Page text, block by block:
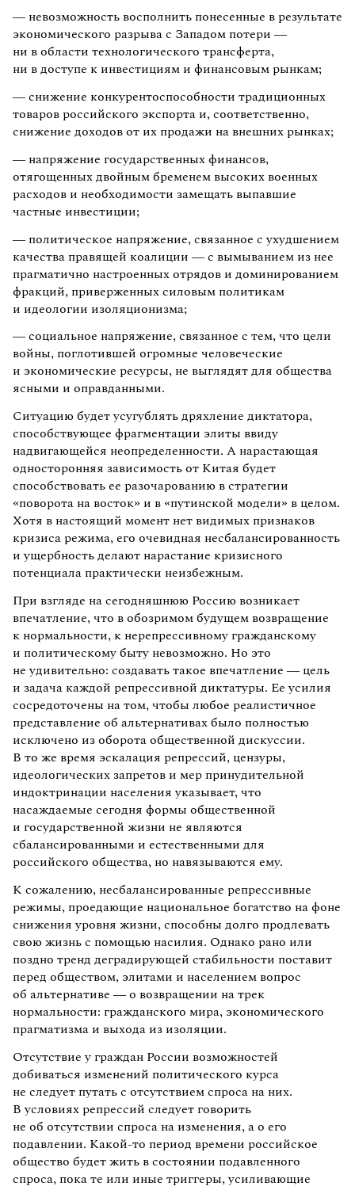
— невозможность восполнить понесенные в результате
экономического разрыва с Западом потери —
ни в области технологического трансферта,
ни в доступе к инвестициям и финансовым рынкам;
— снижение конкурентоспособности традиционных
товаров российского экспорта и, соответственно,
снижение доходов от их продажи на внешних рынках;
— напряжение государственных финансов,
отягощенных двойным бременем высоких военных
расходов и необходимости замещать выпавшие
частные инвестиции;
— политическое напряжение, связанное с ухудшением
качества правящей коалиции — с вымыванием из нее
прагматично настроенных отрядов и доминированием
фракций, приверженных силовым политикам
и идеологии изоляционизма;
— социальное напряжение, связанное с тем, что цели
войны, поглотившей огромные человеческие
и экономические ресурсы, не выглядят для общества
ясными и оправданными.
Ситуацию будет усугублять дряхление диктатора,
способствующее фрагментации элиты ввиду
надвигающейся неопределенности. А нарастающая
односторонняя зависимость от Китая будет
способствовать ее разочарованию в стратегии
«поворота на восток» и в «путинской модели» в целом.
Хотя в настоящий момент нет видимых признаков
кризиса режима, его очевидная несбалансированность
и ущербность делают нарастание кризисного
потенциала практически неизбежным.
При взгляде на сегодняшнюю Россию возникает
впечатление, что в обозримом будущем возвращение
к нормальности, к нерепрессивному гражданскому
и политическому быту невозможно. Но это
не удивительно: создавать такое впечатление — цель
и задача каждой репрессивной диктатуры. Ее усилия
сосредоточены на том, чтобы любое реалистичное
представление об альтернативах было полностью
исключено из оборота общественной дискуссии.
В то же время эскалация репрессий, цензуры,
идеологических запретов и мер принудительной
индоктринации населения указывает, что
насаждаемые сегодня формы общественной
и государственной жизни не являются
сбалансированными и естественными для
российского общества, но навязываются ему.
К сожалению, несбалансированные репрессивные
режимы, проедающие национальное богатство на фоне
снижения уровня жизни, способны долго продлевать
свою жизнь с помощью насилия. Однако рано или
поздно тренд деградирующей стабильности поставит
перед обществом, элитами и населением вопрос
об альтернативе — о возвращении на трек
нормальности: гражданского мира, экономического
прагматизма и выхода из изоляции.
Отсутствие у граждан России возможностей
добиваться изменений политического курса
не следует путать с отсутствием спроса на них.
В условиях репрессий следует говорить
не об отсутствии спроса на изменения, а о его
подавлении. Какой-то период времени российское
общество будет жить в состоянии подавленного
спроса, пока те или иные триггеры, усиливающие